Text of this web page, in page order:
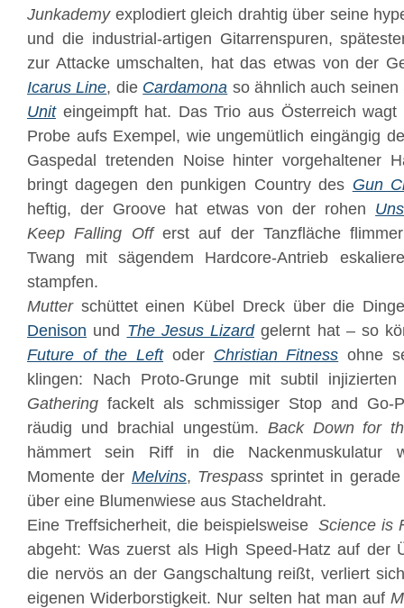
Junkademyexplodiert gleich drahtig über seine
und die industrial-artigen Gitarrenspuren,
zur Attacke umschalten, hat das etwas von der
Icarus Line, die Cardamona so ähnlich auch
Uniteingeimpft hat. Das Trio aus Österreich wagt
Probe aufs Exempel, wie ungemütlich eingängig
Gaspedal tretenden Noise hinter vorgehaltener
bringt dagegen den punkigen Country des Gun
heftig, der Groove hat etwas von der rohen
Keep Falling Offerst auf der Tanzfläche
Twang mit sägendem Hardcore-Antrieb
stampfen.
Mutterschüttet einen Kübel Dreck über die
Denison und The Jesus Lizardgelernt hat – so
Future of the Leftoder Christian Fitness ohne
klingen: Nach Proto-Grunge mit subtil
Gathering fackelt als schmissiger Stop and Go-
räudig und brachial ungestüm. Back Down for
hämmert sein Riff in die Nackenmuskulatur
Momente der Melvins, Trespass sprintet in
über eine Blumenwiese aus Stacheldraht.
Eine Treffsicherheit, die beispielsweiseScience is
abgeht: Was zuerst als High Speed-Hatz auf der
die nervös an der Gangschaltung reißt, verliert
eigenen Widerborstigkeit. Nur selten hat man auf